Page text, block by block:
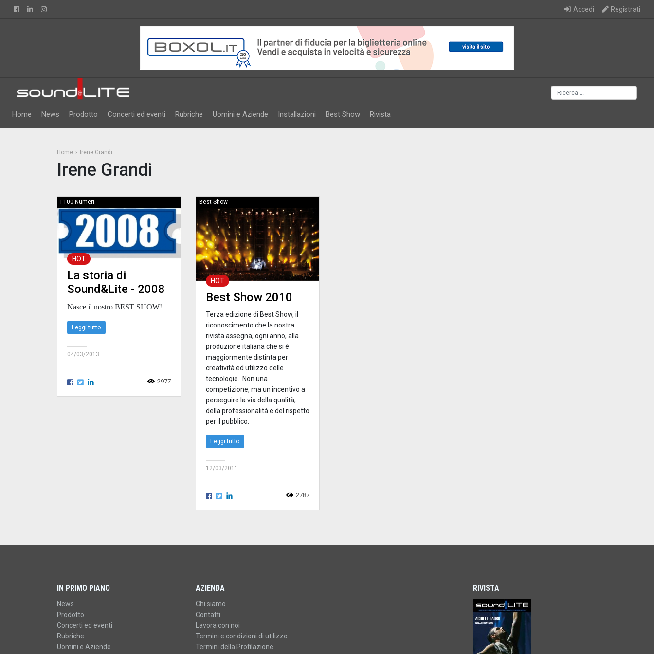
FacebookLinkedin Accedi Registrati
Home News Prodotto Concerti ed eventi Rubriche Uomini e Aziende Installazioni Best Show Rivista
Home Irene Grandi
Irene Grandi
I 100 Numeri
HOT
La storia di
Sound&Lite - 2008
Nasce il nostro BEST SHOW!
Leggi tutto
04/03/2013
2977
Best Show
HOT
Best Show 2010
Terza edizione di Best Show, il
riconoscimento che la nostra
rivista assegna, ogni anno, alla
produzione italiana che si è
maggiormente distinta per
creatività ed utilizzo delle
tecnologie. Non una
competizione, ma un incentivo a
perseguire la via della qualità,
della professionalità e del rispetto
per il pubblico.
Leggi tutto
12/03/2011
2787
IN PRIMO PIANO
News
Prodotto
Concerti ed eventi
Rubriche
Uomini e Aziende
AZIENDA
Chi siamo
Contatti
Lavora con noi
Termini e condizioni di utilizzo
Termini della Profilazione
RIVISTA